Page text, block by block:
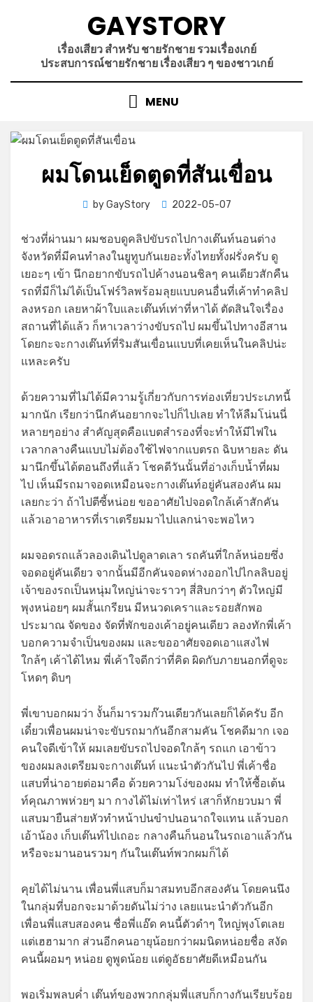
GAYSTORY
เรื่องเสียว สำหรับ ชายรักชาย รวมเรื่องเกย์
ประสบการณ์ชายรักชาย เรื่องเสียว ๆ ของชาวเกย์
MENU
ผมโดนเย็ดตูดที่สันเขื่อน
byGayStory
Posted
2022-05-07
ช่วงที่ผ่านมา ผมชอบดูคลิปขับรถไปกางเต๊นท์นอนต่าง
จังหวัดที่มีคนทำลงในยูทูบกันเยอะทั้งไทยทั้งฝรั่งครับ ดู
เยอะๆ เข้า นึกอยากขับรถไปค้างนอนชิลๆ คนเดียวสักคืน
รถที่มีก็ไม่ได้เป็นโฟร์วิลพร้อมลุยแบบคนอื่นที่เค้าทำคลิป
ลงหรอก เลยหาผ้าใบและเต๊นท์เท่าที่หาได้ ตัดสินใจเรื่อง
สถานที่ได้แล้ว ก็หาเวลาว่างขับรถไป ผมขึ้นไปทางอีสาน
โดยกะจะกางเต๊นท์ที่ริมสันเขื่อนแบบที่เคยเห็นในคลิปน่ะ
แหละครับ
ด้วยความที่ไม่ได้มีความรู้เกี่ยวกับการท่องเที่ยวประเภทนี้
มากนัก เรียกว่านึกคันอยากจะไปก็ไปเลย ทำให้ลืมโน่นนี่
หลายๆอย่าง สำคัญสุดคือแบตสำรองที่จะทำให้มีไฟใน
เวลากลางคืนแบบไม่ต้องใช้ไฟจากแบตรถ ฉิบหายละ ดัน
มานึกขึ้นได้ตอนถึงที่แล้ว โชคดีวันนั้นที่อ่างเก็บน้ำที่ผม
ไป เห็นมีรถมาจอดเหมือนจะกางเต๊นท์อยู่คันสองคัน ผม
เลยกะว่า ถ้าไปตีซี้หน่อย ขออาศัยไปจอดใกล้เค้าสักคัน
แล้วเอาอาหารที่เราเตรียมมาไปแลกน่าจะพอไหว
ผมจอดรถแล้วลองเดินไปดูลาดเลา รถคันที่ใกล้หน่อยซึ่ง
จอดอยู่คันเดียว จากนั้นมีอีกคันจอดห่างออกไปไกลลิบอยู่
เจ้าของรถเป็นหนุ่มใหญ่น่าจะราวๆ สี่สิบกว่าๆ ตัวใหญ่มี
พุงหน่อยๆ ผมสั้นเกรียน มีหนวดเคราและรอยสักพอ
ประมาณ จัดของ จัดที่พักของเค้าอยู่คนเดียว ลองทักพี่เค้า
บอกความจำเป็นของผม และขออาศัยจอดเอาแสงไฟ
ใกล้ๆ เค้าได้ไหม พี่เค้าใจดีกว่าที่คิด ผิดกับภายนอกที่ดูจะ
โหดๆ ดิบๆ
พี่เขาบอกผมว่า งั้นก็มารวมก๊วนเดียวกันเลยก็ได้ครับ อีก
เดี๋ยวเพื่อนผมน่าจะขับรถมากันอีกสามคัน โชคดีมาก เจอ
คนใจดีเข้าให้ ผมเลยขับรถไปจอดใกล้ๆ รถแก เอาข้าว
ของผมลงเตรียมจะกางเต๊นท์ แนะนำตัวกันไป พี่เค้าชื่อ
แสบที่น่าอายต่อมาคือ ด้วยความโง่ของผม ทำให้ซื้อเต้น
ท์คุณภาพห่วยๆ มา กางได้ไม่เท่าไหร่ เสาก็หักยวบมา พี่
แสบมายืนส่ายหัวทำหน้าปนขำปนอนาถใจแทน แล้วบอก
เอ้าน้อง เก็บเต๊นท์ไปเถอะ กลางคืนก็นอนในรถเอาแล้วกัน
หรือจะมานอนรวมๆ กันในเต๊นท์พวกผมก็ได้
คุยได้ไม่นาน เพื่อนพี่แสบก็มาสมทบอีกสองคัน โดยคนนึง
ในกลุ่มที่บอกจะมาด้วยดันไม่ว่าง เลยแนะนำตัวกันอีก
เพื่อนพี่แสบสองคน ชื่อพี่แอ๊ด คนนี้ตัวดำๆ ใหญ่พุงโตเลย
แต่เฮฮามาก ส่วนอีกคนอายุน้อยกว่าผมนิดหน่อยชื่อ สงัด
คนนี้ผอมๆ หน่อย ดูพูดน้อย แต่ดูอัธยาศัยดีเหมือนกัน
พอเริ่มพลบค่ำ เต๊นท์ของพวกกลุ่มพี่แสบก็กางกันเรียบร้อย